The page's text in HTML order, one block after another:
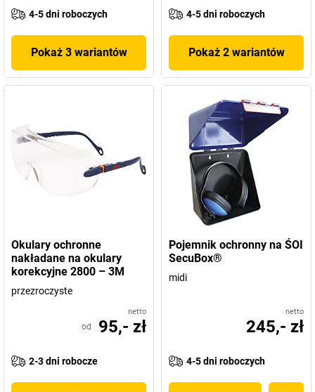
4-5 dni roboczych
Pokaż 3 wariantów
4-5 dni roboczych
Pokaż 2 wariantów
Okulary ochronne
nakładane na okulary
korekcyjne 2800 – 3M
przezroczyste
netto
od 95,- zł
2-3 dni robocze
Pojemnik ochronny na ŚOI
SecuBox®
midi
netto
245,- zł
4-5 dni roboczych